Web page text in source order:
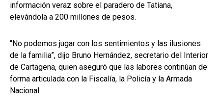
información veraz sobre el paradero de Tatiana,
elevándola a 200 millones de pesos.
“No podemos jugar con los sentimientos y las ilusiones
de la familia”, dijo Bruno Hernández, secretario del Interior
de Cartagena, quien aseguró que las labores continúan de
forma articulada con la Fiscalía, la Policía y la Armada
Nacional.